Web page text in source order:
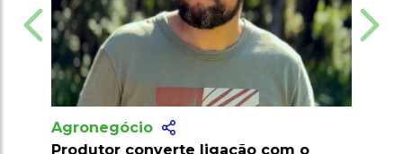
Agronegócio
Marrocos suspende tarifas de